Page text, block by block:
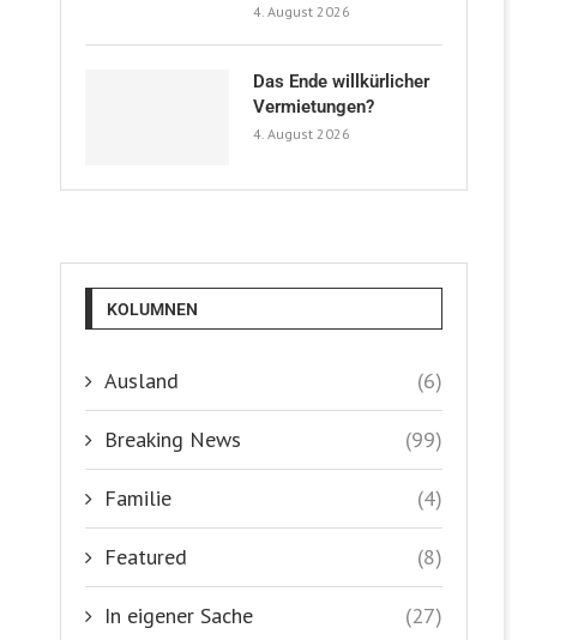
4. August 2026
Das Ende willkürlicher
Vermietungen?
4. August 2026
KOLUMNEN
Ausland (6)
Breaking News (99)
Familie (4)
Featured (8)
In eigener Sache (27)